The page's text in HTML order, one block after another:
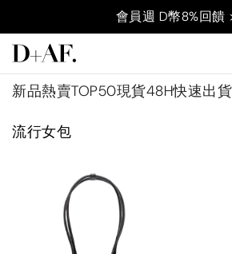
會員週 D幣8%回饋
新品熱賣TOP50現貨48H快速出貨
流行女包